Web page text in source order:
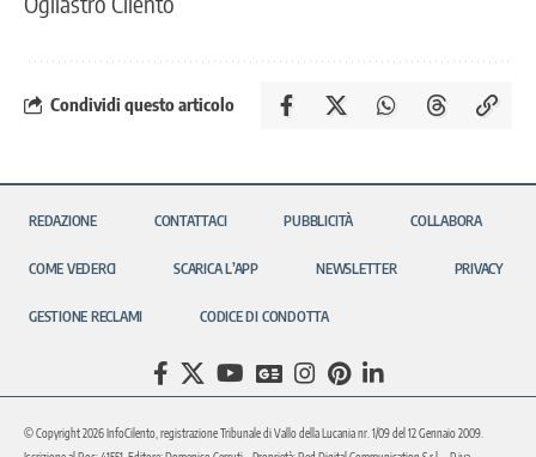
Condividi questo articolo
REDAZIONE CONTATTACI PUBBLICITÀ COLLABORA
COME VEDERCI SCARICA L’APP NEWSLETTER PRIVACY
GESTIONE RECLAMI CODICE DI CONDOTTA
© Copyright 2026 InfoCilento, registrazione Tribunale di Vallo della Lucania nr. 1/09 del 12 Gennaio 2009.